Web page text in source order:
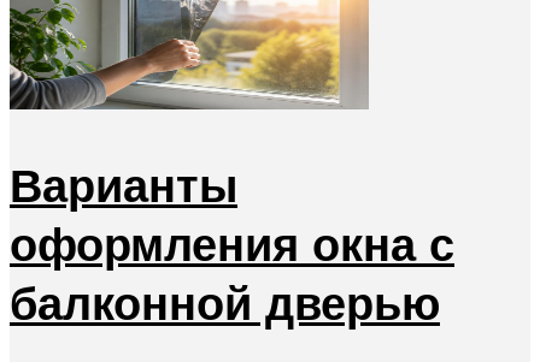
Варианты
оформления окна с
балконной дверью